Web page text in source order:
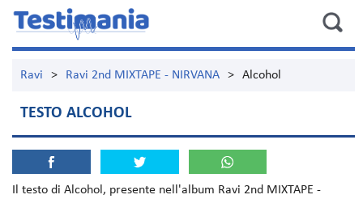
Ravi > Ravi 2nd MIXTAPE - NIRVANA > Alcohol
TESTO ALCOHOL
Il testo di Alcohol , presente nell'album Ravi 2nd MIXTAPE -